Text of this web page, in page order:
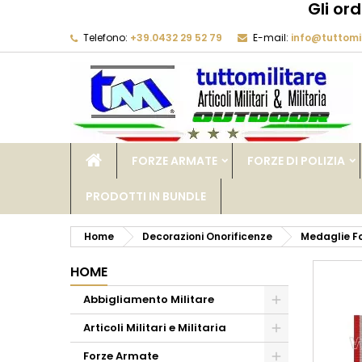
Gli
Telefono: +39.0432 29 52 79 E-mail:
FORZE ARMATE FORZE DI POLIZIA
PRODOTTI IN BUNDLE
Home Decorazioni Onorificenze Medaglie
HOME
Abbigliamento Militare
Articoli Militari e Militaria
Forze Armate